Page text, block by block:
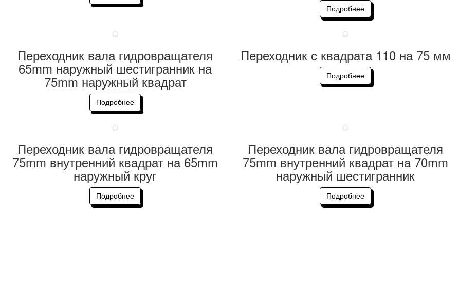
Подробнее
Переходник вала гидровращателя
65mm наружный шестигранник на
75mm наружный квадрат
Подробнее
Переходник с квадрата 110 на 75 мм
Подробнее
Переходник вала гидровращателя
75mm внутренний квадрат на 65mm
наружный круг
Подробнее
Переходник вала гидровращателя
75mm внутренний квадрат на 70mm
наружный шестигранник
Подробнее